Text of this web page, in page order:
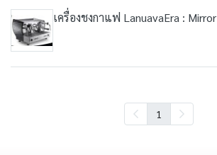
เครื่องชงกาแฟ LanuavaEra : Mirror
1